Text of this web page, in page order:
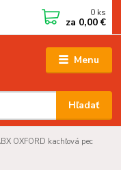
Menu
Hľadať
0 ks
za 0,00 €
OXFORD kachľová pec